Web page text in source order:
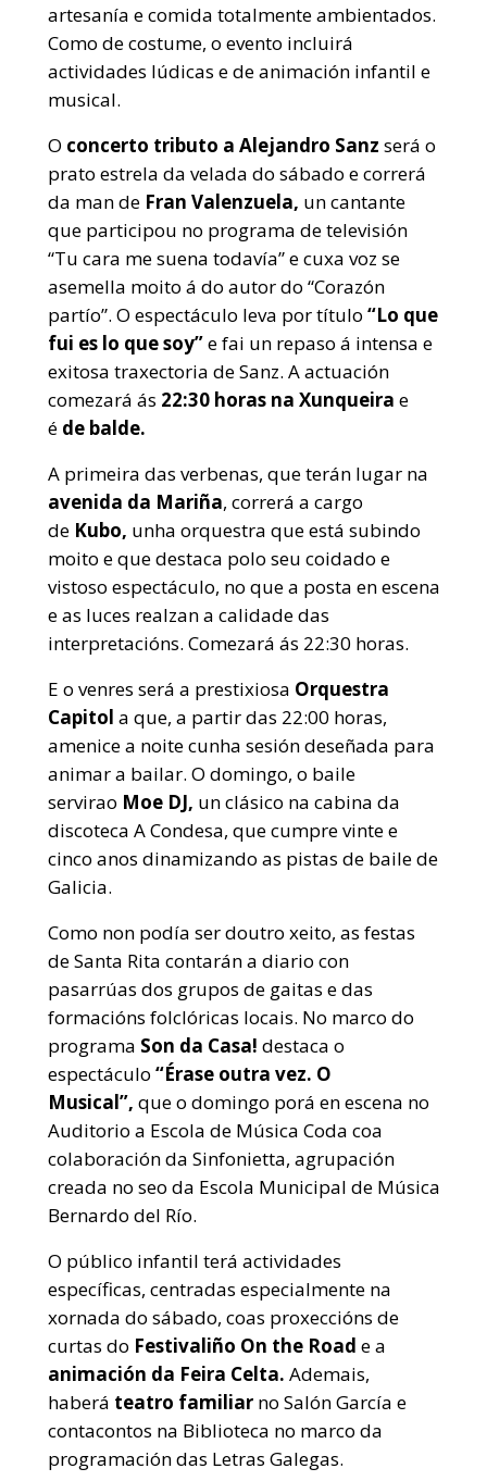
artesanía e comida totalmente ambientados.
Como de costume, o evento incluirá
actividades lúdicas e de animación infantil e
musical.
O concerto tributo a Alejandro Sanz será o
prato estrela da velada do sábado e correrá
da man de Fran Valenzuela, un cantante
que participou no programa de televisión
“Tu cara me suena todavía” e cuxa voz se
asemella moito á do autor do “Corazón
partío”. O espectáculo leva por título “Lo que
fui es lo que soy”e fai un repaso á intensa e
exitosa traxectoria de Sanz. A actuación
comezará ás 22:30 horas na Xunqueira e
é de balde.
A primeira das verbenas, que terán lugar na
avenida da Mariña, correrá a cargo
de Kubo, unha orquestra que está subindo
moito e que destaca polo seu coidado e
vistoso espectáculo, no que a posta en escena
e as luces realzan a calidade das
interpretacións. Comezará ás 22:30 horas.
E o venres será a prestixiosa Orquestra
Capitol a que, a partir das 22:00 horas,
amenice a noite cunha sesión deseñada para
animar a bailar. O domingo, o baile
servirao Moe DJ, un clásico na cabina da
discoteca A Condesa, que cumpre vinte e
cinco anos dinamizando as pistas de baile de
Galicia.
Como non podía ser doutro xeito, as festas
de Santa Rita contarán a diario con
pasarrúas dos grupos de gaitas e das
formacións folclóricas locais. No marco do
programa Son da Casa! destaca o
espectáculo “Érase outra vez. O
Musical”, que o domingo porá en escena no
Auditorio a Escola de Música Coda coa
colaboración da Sinfonietta, agrupación
creada no seo da Escola Municipal de Música
Bernardo del Río.
O público infantil terá actividades
específicas, centradas especialmente na
xornada do sábado, coas proxeccións de
curtas do Festivaliño On the Road e a
animación da Feira Celta. Ademais,
haberá teatro familiar no Salón García e
contacontos na Biblioteca no marco da
programación das Letras Galegas.